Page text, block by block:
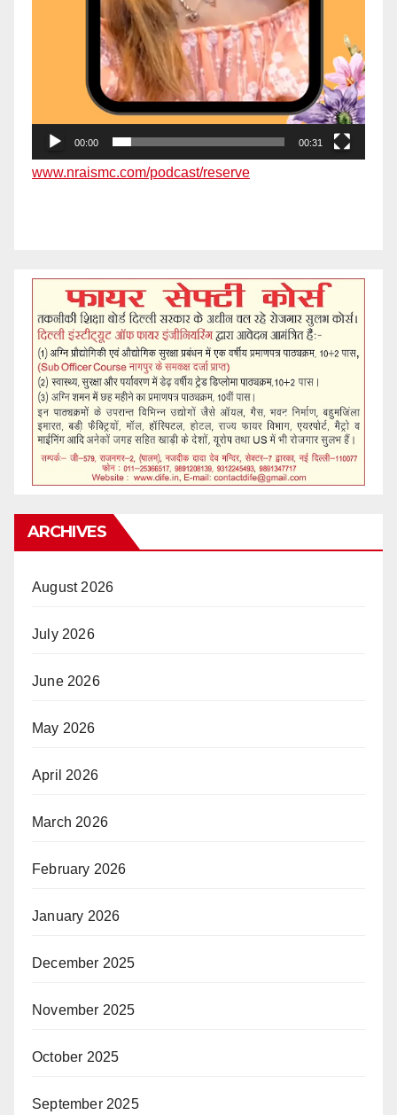
00:00 00:31
www.nraismc.com/podcast/reserve
ARCHIVES
August 2026
July 2026
June 2026
May 2026
April 2026
March 2026
February 2026
January 2026
December 2025
November 2025
October 2025
September 2025